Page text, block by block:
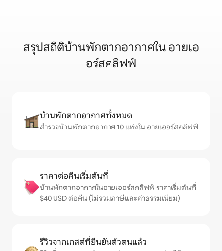
สรุปสถิติบ้านพักตากอากาศใน อายเอ
อร์สคลิฟฟ์
บ้านพักตากอากาศทั้งหมด
สำรวจบ้านพักตากอากาศ 10 แห่งใน อายเออร์สคลิฟฟ์
ราคาต่อคืนเริ่มต้นที่
บ้านพักตากอากาศในอายเออร์สคลิฟฟ์ ราคาเริ่มต้นที่
$40 USD ต่อคืน (ไม่รวมภาษีและค่าธรรมเนียม)
รีวิวจากเกสต์ที่ยืนยันตัวตนแล้ว